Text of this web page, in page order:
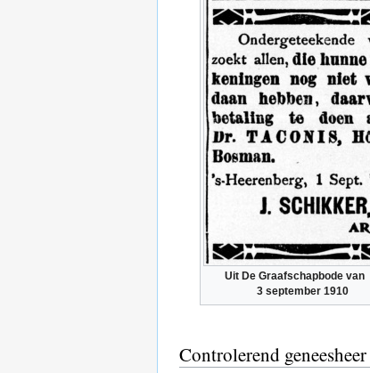
Uit De Graafschapbode van
3 september 1910
Controlerend